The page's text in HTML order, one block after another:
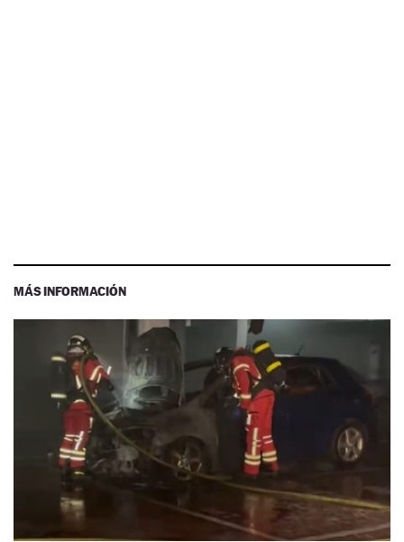
MÁS INFORMACIÓN